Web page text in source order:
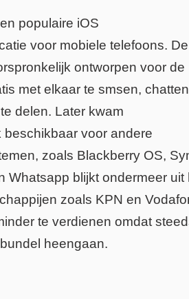
populaire iOS
voor mobiele telefoons. De
ontworpen voor de
met elkaar te smsen, chatten
delen. Later kwam
beschikbaar voor andere
zoals Blackberry OS,
Whatsapp blijkt ondermeer uit
zoals KPN en
te verdienen omdat
heengaan.